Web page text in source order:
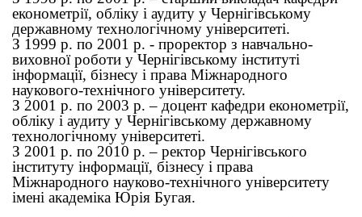
економетрії, обліку і аудиту у Чернігівському
державному технологічному університеті.
З 1999 р. по 2001 р. - проректор з навчально-
виховної роботи у Чернігівському інституті
інформації, бізнесу і права Міжнародного
наукового-технічного університету.
З 2001 р. по 2003 р. – доцент кафедри економетрії,
обліку і аудиту у Чернігівському державному
технологічному університеті.
З 2001 р. по 2010 р. – ректор Чернігівського
інституту інформації, бізнесу і права
Міжнародного науково-технічного університету
імені академіка Юрія Бугая.